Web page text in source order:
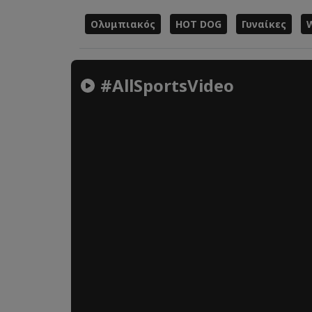
Ολυμπιακός HOT DOG Γυναίκες
#AllSportsVideo